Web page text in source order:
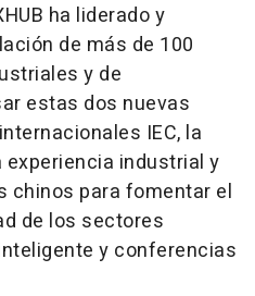
ha liderado y
de más de 100
y de
estas dos nuevas
IEC, la
industrial y
chinos para fomentar el
de los sectores
y conferencias